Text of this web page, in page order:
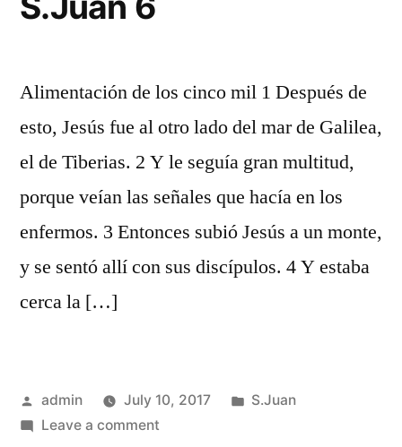
Alimentación de los cinco mil 1 Después de
esto, Jesús fue al otro lado del mar de Galilea,
el de Tiberias. 2 Y le seguía gran multitud,
porque veían las señales que hacía en los
enfermos. 3 Entonces subió Jesús a un monte,
y se sentó allí con sus discípulos. 4 Y estaba
cerca la […]
Posted
by
admin July 10, 2017
Posted
S.Juan
Leave a commenton